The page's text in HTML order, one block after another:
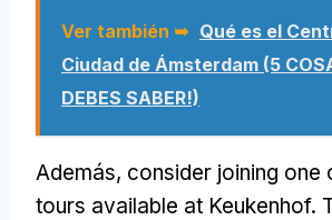
Ver también ➥ Qué es el
Ciudad de Ámsterdam (5
DEBES SABER!)
Además, consider joining one
tours available at Keukenhof.